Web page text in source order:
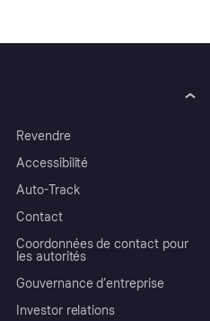
Revendre
Accessibilité
Auto-Track
Contact
Coordonnées de contact pour
les autorités
Gouvernance d’entreprise
Investor relations